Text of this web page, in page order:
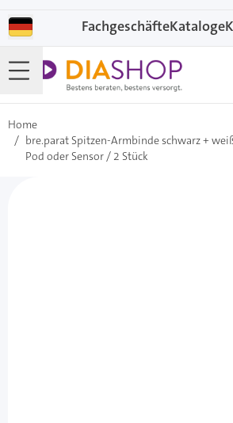
FachgeschäfteKataloge
Home
/ bre.parat Spitzen-Armbinde schwarz +
Pod oder Sensor / 2 Stück